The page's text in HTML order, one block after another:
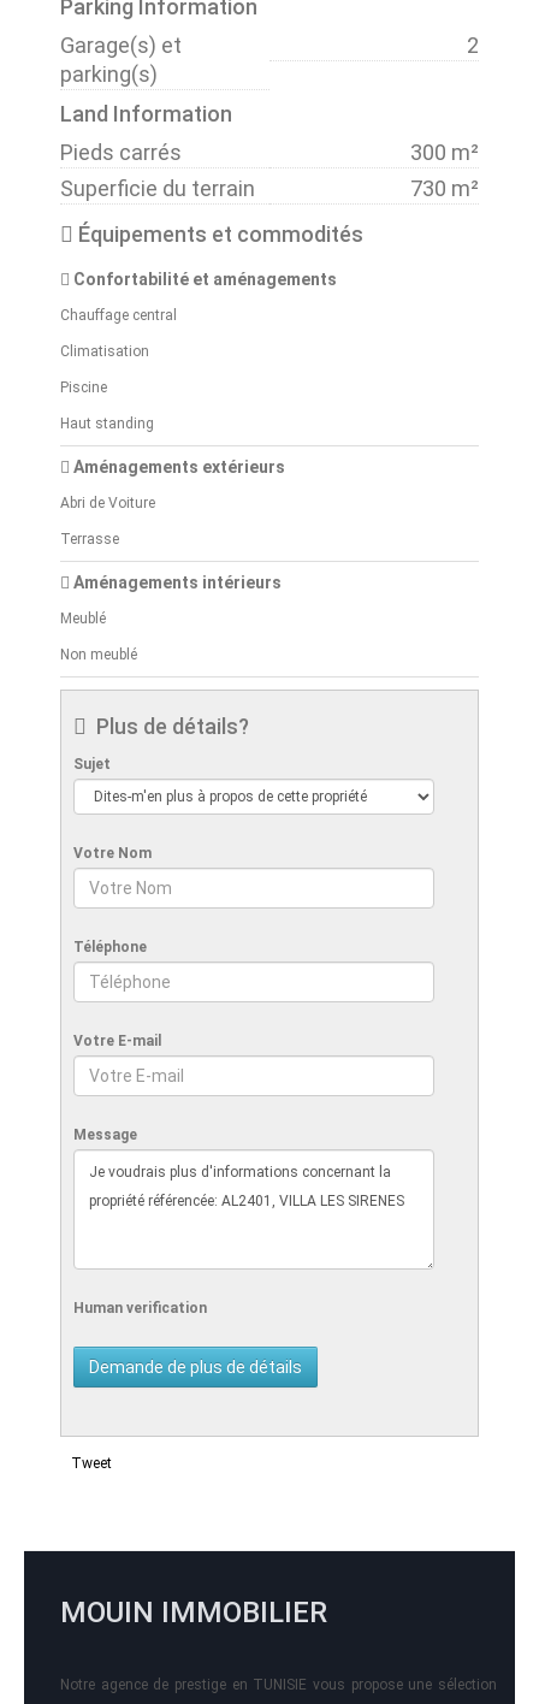
Parking Information
Garage(s) et
parking(s)
2
Land Information
Pieds carrés
300 m²
Superficie du terrain
730 m²
Équipements et commodités
Confortabilité et aménagements
Chauffage central
Climatisation
Piscine
Haut standing
Aménagements extérieurs
Abri de Voiture
Terrasse
Aménagements intérieurs
Meublé
Non meublé
Plus de détails?
Sujet
Votre Nom
Téléphone
Votre E-mail
Message
Human verification
Tweet
MOUIN IMMOBILIER
Notre agence de prestige en TUNISIE vous propose une sélection